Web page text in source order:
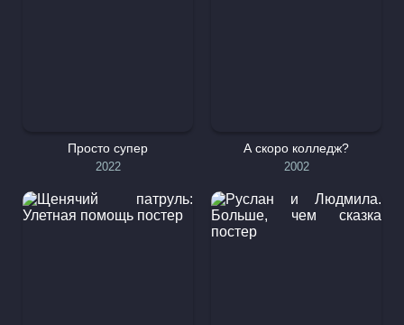
Просто супер
2022
А скоро колледж?
2002